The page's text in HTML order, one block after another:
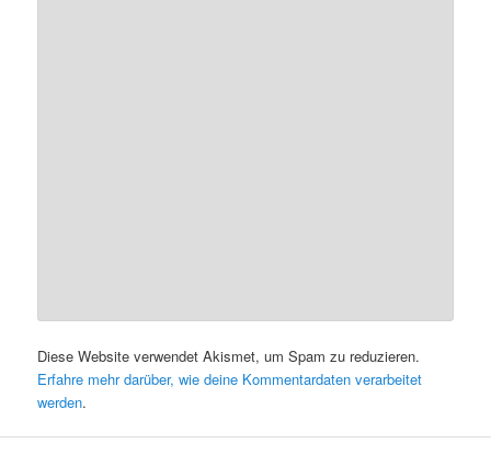
Diese Website verwendet Akismet, um Spam zu reduzieren.
Erfahre mehr darüber, wie deine Kommentardaten verarbeitet
werden.